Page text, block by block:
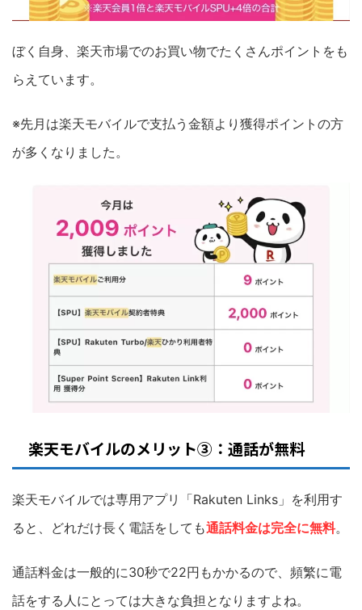
ぼく自身、楽天市場でのお買い物でたくさんポイントをも
らえています。
※先月は楽天モバイルで支払う金額より獲得ポイントの方
が多くなりました。
楽天モバイルのメリット③：通話が無料
楽天モバイルでは専用アプリ「Rakuten Links」を利用す
ると、どれだけ長く電話をしても通話料金は完全に無料。
通話料金は一般的に30秒で22円もかかるので、頻繁に電
話をする人にとっては大きな負担となりますよね。